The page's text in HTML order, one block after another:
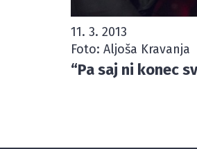
11. 3. 2013
Foto: Aljoša Kravanja
“Pa saj ni konec